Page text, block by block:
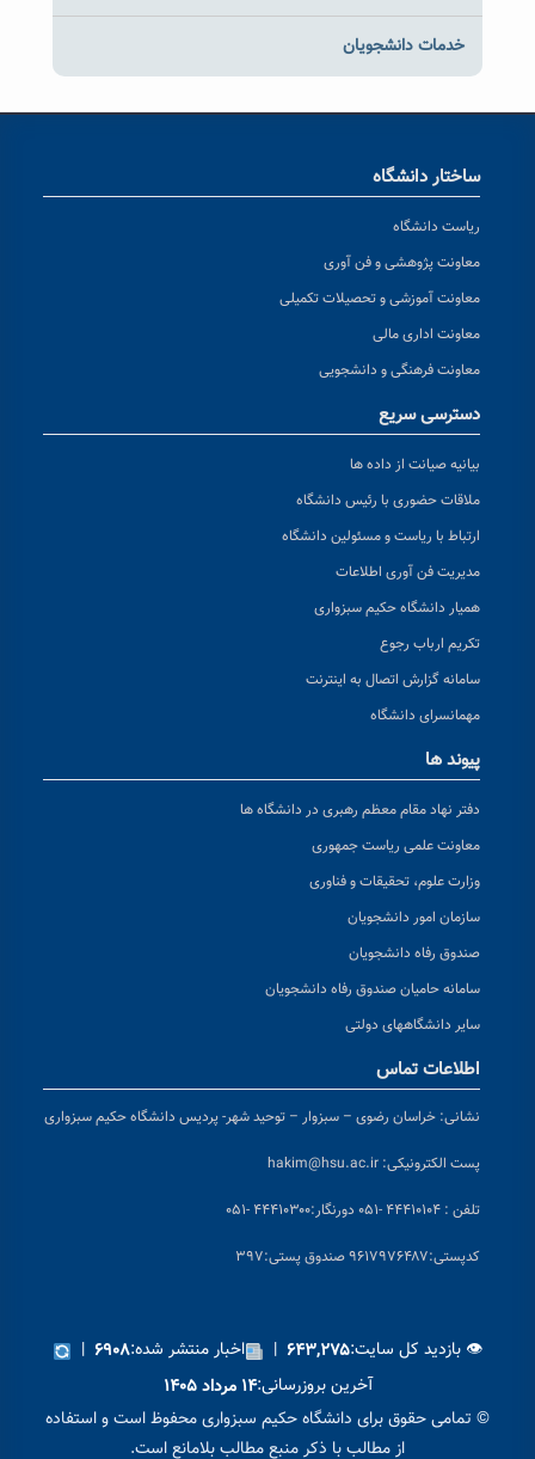
خدمات دانشجویان
ساختار دانشگاه
ریاست دانشگاه
معاونت پژوهشی و فن آوری
معاونت آموزشی و تحصیلات تکمیلی
معاونت اداری مالی
معاونت فرهنگی و دانشجویی
دسترسی سریع
بیانیه صیانت از داده ها
ملاقات حضوری با رئیس دانشگاه
ارتباط با ریاست و مسئولین دانشگاه
مدیریت فن آوری اطلاعات
همیار دانشگاه حکیم سبزواری
تکریم ارباب رجوع
سامانه گزارش اتصال به اینترنت
مهمانسرای دانشگاه
پیوند ها
دفتر نهاد مقام معظم رهبری در دانشگاه ها
معاونت علمی ریاست جمهوری
وزارت علوم، تحقیقات و فناوری
سازمان امور دانشجویان
صندوق رفاه دانشجویان
سامانه حامیان صندوق رفاه دانشجویان
سایر دانشگاههای دولتی
اطلاعات تماس
نشانی: خراسان رضوی – سبزوار – توحید شهر- پردیس دانشگاه حکیم سبزواری
پست الکترونیکی: hakim@hsu.ac.ir
تلفن : ۴۴۴۱۰۱۰۴ -۰۵۱ دورنگار:۴۴۴۱۰۳۰۰ -۰۵۱
کدپستی:۹۶۱۷۹۷۶۴۸۷ صندوق پستی:۳۹۷
👁 بازدید کل سایت:۶۴۳,۲۷۵ | اخبار منتشر شده:۶۹۰۸ |
آخرین بروزرسانی:۱۴ مرداد ۱۴۰۵
© تمامی حقوق برای دانشگاه حکیم سبزواری محفوظ است و استفاده
از مطالب با ذکر منبع مطالب بلامانع است.